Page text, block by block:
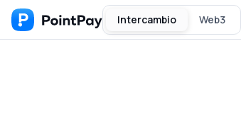
Intercambio Web3